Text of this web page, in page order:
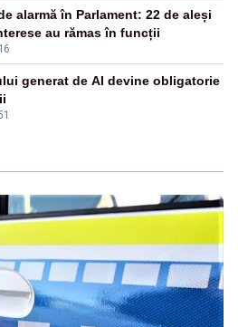
alarmă în Parlament: 22 de aleși
au rămas în funcții
generat de AI devine obligatorie